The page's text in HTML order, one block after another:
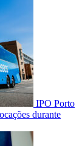
IPO Porto
durante